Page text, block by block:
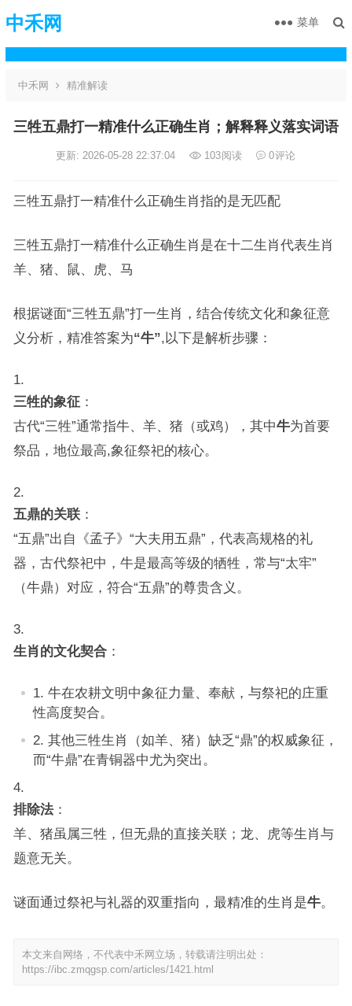
中禾网 菜单
中禾网 精准解读
三牲五鼎打一精准什么正确生肖；解释释义落实词语
更新: 2026-05-28 22:37:04 103阅读 0评论
三牲五鼎打一精准什么正确生肖指的是无匹配
三牲五鼎打一精准什么正确生肖是在十二生肖代表生肖
羊、猪、鼠、虎、马
根据谜面“三牲五鼎”打一生肖，结合传统文化和象征意
义分析，精准答案为“牛”,以下是解析步骤：
三牲的象征：
古代“三牲”通常指牛、羊、猪（或鸡），其中牛为首要
祭品，地位最高,象征祭祀的核心。
五鼎的关联：
“五鼎”出自《孟子》“大夫用五鼎”，代表高规格的礼
器，古代祭祀中，牛是最高等级的牺牲，常与“太牢”
（牛鼎）对应，符合“五鼎”的尊贵含义。
生肖的文化契合：
牛在农耕文明中象征力量、奉献，与祭祀的庄重
性高度契合。
其他三牲生肖（如羊、猪）缺乏“鼎”的权威象征，
而“牛鼎”在青铜器中尤为突出。
排除法：
羊、猪虽属三牲，但无鼎的直接关联；龙、虎等生肖与
题意无关。
谜面通过祭祀与礼器的双重指向，最精准的生肖是牛。
本文来自网络，不代表中禾网立场，转载请注明出处：
https://ibc.zmqgsp.com/articles/1421.html